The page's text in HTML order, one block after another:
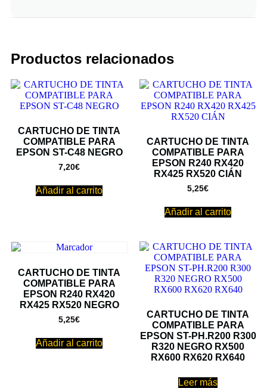
Productos relacionados
CARTUCHO DE TINTA
COMPATIBLE PARA
EPSON ST-C48 NEGRO
7,20€
Añadir al carrito
CARTUCHO DE TINTA
COMPATIBLE PARA
EPSON R240 RX420
RX425 RX520 CIÁN
5,25€
Añadir al carrito
CARTUCHO DE TINTA
COMPATIBLE PARA
EPSON R240 RX420
RX425 RX520 NEGRO
5,25€
Añadir al carrito
CARTUCHO DE TINTA
COMPATIBLE PARA
EPSON ST-PH.R200 R300
R320 NEGRO RX500
RX600 RX620 RX640
Leer más